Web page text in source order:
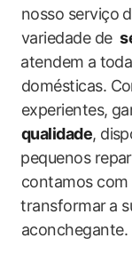
nosso serviço
variedade‌ de ‌
⁢atendem a⁣
domésticas.
experientes,
qualidade,
⁣pequenos
contamos com
⁢transformar ⁢a‍
aconchegante.